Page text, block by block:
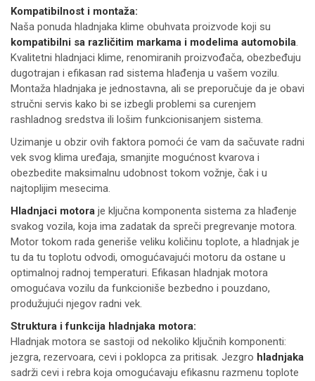
Kompatibilnost i montaža:
Naša ponuda hladnjaka klime obuhvata proizvode koji su
kompatibilni sa različitim markama i modelima automobila.
Kvalitetni hladnjaci klime, renomiranih proizvođača, obezbeđuju
dugotrajan i efikasan rad sistema hlađenja u vašem vozilu.
Montaža hladnjaka je jednostavna, ali se preporučuje da je obavi
stručni servis kako bi se izbegli problemi sa curenjem
rashladnog sredstva ili lošim funkcionisanjem sistema.
Uzimanje u obzir ovih faktora pomoći će vam da sačuvate radni
vek svog klima uređaja, smanjite mogućnost kvarova i
obezbedite maksimalnu udobnost tokom vožnje, čak i u
najtoplijim mesecima.
Hladnjaci motora je ključna komponenta sistema za hlađenje
svakog vozila, koja ima zadatak da spreči pregrevanje motora.
Motor tokom rada generiše veliku količinu toplote, a hladnjak je
tu da tu toplotu odvodi, omogućavajući motoru da ostane u
optimalnoj radnoj temperaturi. Efikasan hladnjak motora
omogućava vozilu da funkcioniše bezbedno i pouzdano,
produžujući njegov radni vek.
Struktura i funkcija hladnjaka motora:
Hladnjak motora se sastoji od nekoliko ključnih komponenti:
jezgra, rezervoara, cevi i poklopca za pritisak. Jezgro hladnjaka
sadrži cevi i rebra koja omogućavaju efikasnu razmenu toplote